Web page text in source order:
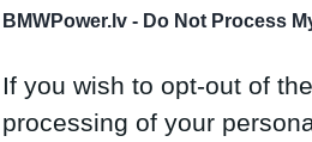
BMWPower.lv - Do Not Process
If you wish to opt-out of
processing of your